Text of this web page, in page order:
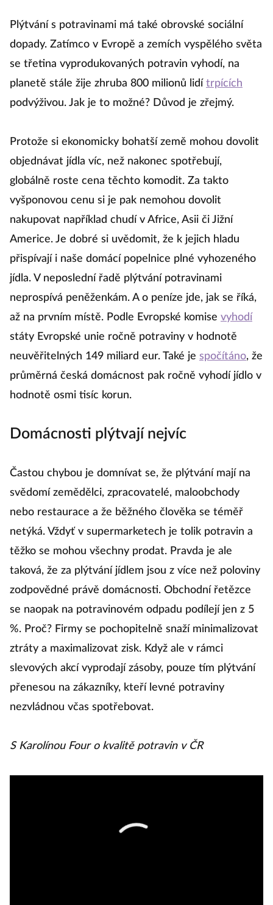
Plýtvání s potravinami má také obrovské sociální
dopady. Zatímco v Evropě a zemích vyspělého světa
se třetina vyprodukovaných potravin vyhodí, na
planetě stále žije zhruba 800 milionů lidí trpících
podvýživou. Jak je to možné? Důvod je zřejmý.
Protože si ekonomicky bohatší země mohou dovolit
objednávat jídla víc, než nakonec spotřebují,
globálně roste cena těchto komodit. Za takto
vyšponovou cenu si je pak nemohou dovolit
nakupovat například chudí v Africe, Asii či Jižní
Americe. Je dobré si uvědomit, že k jejich hladu
přispívají i naše domácí popelnice plné vyhozeného
jídla. V neposlední řadě plýtvání potravinami
neprospívá peněženkám. A o peníze jde, jak se říká,
až na prvním místě. Podle Evropské komise vyhodí
státy Evropské unie ročně potraviny v hodnotě
neuvěřitelných 149 miliard eur. Také je spočítáno, že
průměrná česká domácnost pak ročně vyhodí jídlo v
hodnotě osmi tisíc korun.
Domácnosti plýtvají nejvíc
Častou chybou je domnívat se, že plýtvání mají na
svědomí zemědělci, zpracovatelé, maloobchody
nebo restaurace a že běžného člověka se téměř
netýká. Vždyť v supermarketech je tolik potravin a
těžko se mohou všechny prodat. Pravda je ale
taková, že za plýtvání jídlem jsou z více než poloviny
zodpovědné právě domácnosti. Obchodní řetězce
se naopak na potravinovém odpadu podílejí jen z 5
%. Proč? Firmy se pochopitelně snaží minimalizovat
ztráty a maximalizovat zisk. Když ale v rámci
slevových akcí vyprodají zásoby, pouze tím plýtvání
přenesou na zákazníky, kteří levné potraviny
nezvládnou včas spotřebovat.
S Karolínou Four o kvalitě potravin v ČR